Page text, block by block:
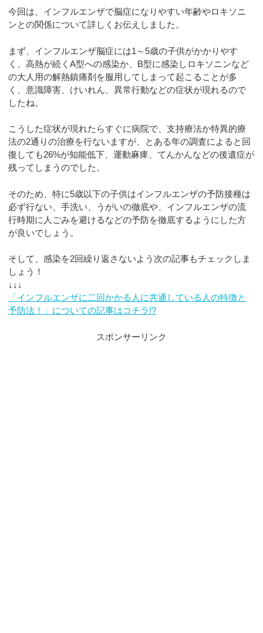
今回は、インフルエンザで脳症になりやすい年齢やロキソニ
ンとの関係について詳しくお伝えしました。
まず、インフルエンザ脳症には1～5歳の子供がかかりやす
く、高熱が続くA型への感染か、B型に感染しロキソニンなど
の大人用の解熱鎮痛剤を服用してしまって起こることが多
く、意識障害、けいれん、異常行動などの症状が現れるので
したね。
こうした症状が現れたらすぐに病院で、支持療法か特異的療
法の2通りの治療を行ないますが、とある年の調査によると回
復しても26%が知能低下、運動麻痺、てんかんなどの後遺症が
残ってしまうのでした。
そのため、特に5歳以下の子供はインフルエンザの予防接種は
必ず行ない、手洗い、うがいの徹底や、インフルエンザの流
行時期に人ごみを避けるなどの予防を徹底するようにした方
が良いでしょう。
そして、感染を2回繰り返さないよう次の記事もチェックしま
しょう！
↓↓↓
「インフルエンザに二回かかる人に共通している人の特徴と
予防法！」についての記事はコチラ!?
スポンサーリンク